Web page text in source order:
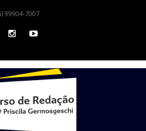
99904-7007